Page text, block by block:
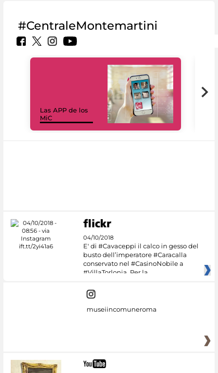
#CentraleMontemartini
Las APP de los
MiC
04/10/2018
E' di #Cavaceppi il calco in gesso del
busto dell’imperatore #Caracalla
conservato nel #CasinoNobile a
#VillaTorlonia. Per la
museiincomuneroma